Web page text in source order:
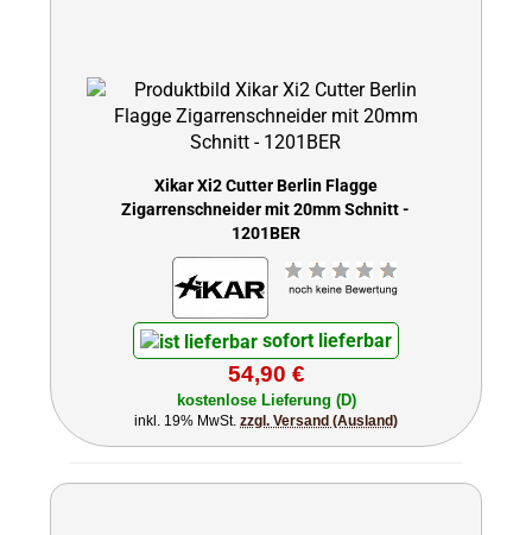
Xikar Xi2 Cutter Berlin Flagge
Zigarrenschneider mit 20mm Schnitt -
1201BER
sofort lieferbar
54,90 €
kostenlose Lieferung (D)
inkl. 19% MwSt. zzgl. Versand (Ausland)